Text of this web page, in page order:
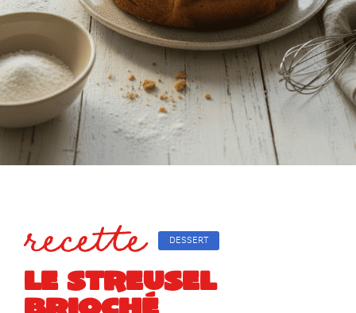
recette DESSERT
LE STREUSEL
BRIOCHÉ